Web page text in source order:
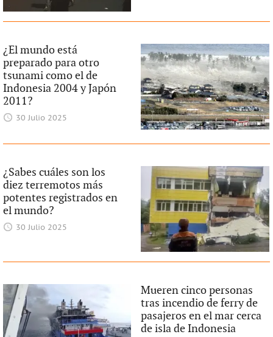
¿El mundo está
preparado para otro
tsunami como el de
Indonesia 2004 y Japón
2011?
30 Julio 2025
¿Sabes cuáles son los
diez terremotos más
potentes registrados en
el mundo?
30 Julio 2025
Mueren cinco personas
tras incendio de ferry de
pasajeros en el mar cerca
de isla de Indonesia